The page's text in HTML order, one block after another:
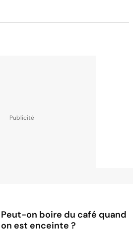
Peut-on boire du café quand
on est enceinte ?